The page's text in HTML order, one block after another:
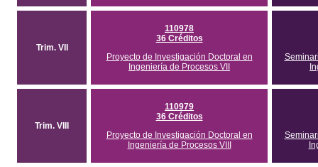
Trim. VII
110978
36 Créditos
Proyecto de Investigación Doctoral en
Ingeniería de Procesos VII
Trim. VIII
110979
36 Créditos
Proyecto de Investigación Doctoral en
Ingeniería de Procesos VIII